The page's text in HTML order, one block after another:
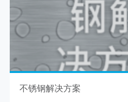
不锈钢解决方案